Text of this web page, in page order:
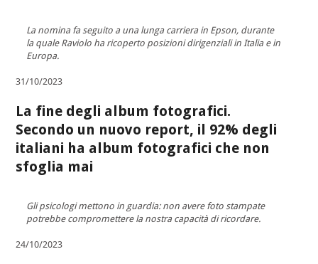
La nomina fa seguito a una lunga carriera in Epson, durante
la quale Raviolo ha ricoperto posizioni dirigenziali in Italia e in
Europa.
31/10/2023
La fine degli album fotografici.
Secondo un nuovo report, il 92% degli
italiani ha album fotografici che non
sfoglia mai
Gli psicologi mettono in guardia: non avere foto stampate
potrebbe compromettere la nostra capacità di ricordare.
24/10/2023